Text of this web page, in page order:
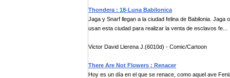
Thondera : 18-Luna Babilonica
Jaga y Snarf llegan a la ciudad felina de Babilonia.
usan esta ciudad para realizar la venta de esclavos fe...
Victor David Llerena J.(6010d) - Comic/Cartoon
There Are Not Flowers : Renacer
Hoy es un día en el que se renace, como aquel ave